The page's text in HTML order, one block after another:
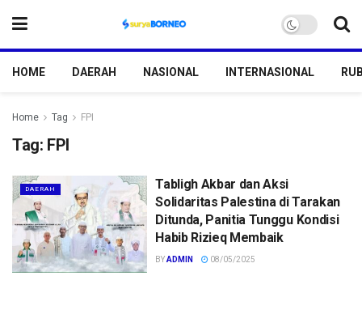
HOME DAERAH NASIONAL INTERNASIONAL
Home Tag FPI
Tag: FPI
DAERAH
Tabligh Akbar dan Aksi
Solidaritas Palestina di Tarakan
Ditunda, Panitia Tunggu Kondisi
Habib Rizieq Membaik
BYADMIN 08/05/2025